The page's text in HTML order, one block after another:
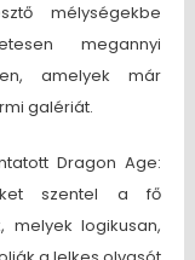
mélységekbe
megannyi
amelyek már
galériát.
Dragon Age:
szentel a fő
melyek logikusan,